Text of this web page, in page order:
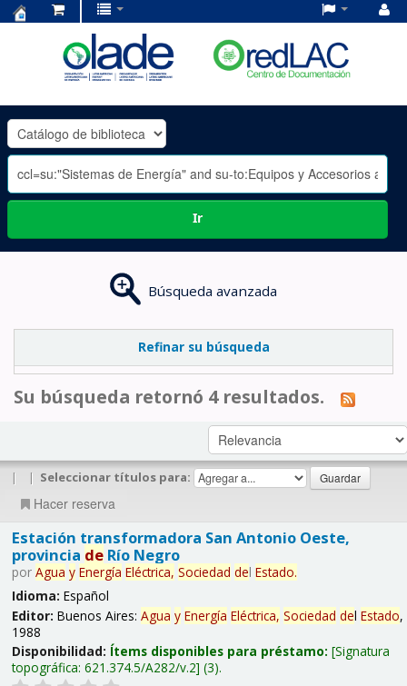
OLADE
-
Ir
Búsqueda avanzada
Refinar su búsqueda
Su búsqueda retornó 4 resultados.
| | Seleccionar títulos para:
Hacer reserva
Estación transformadora San Antonio Oeste,
provincia deRío Negro
por Agua y Energía Eléctrica, Sociedad del Estado.
Idioma: Español
Editor: Buenos Aires: Agua y Energía Eléctrica, Sociedad del Estado,
1988
Disponibilidad: Ítems disponibles para préstamo: Signatura
topográfica: 621.374.5/A282/v.2 (3).